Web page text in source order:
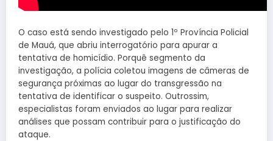
O caso está sendo investigado pelo 1º Província Policial
de Mauá, que abriu interrogatório para apurar a
tentativa de homicídio. Porquê segmento da
investigação, a polícia coletou imagens de câmeras de
segurança próximas ao lugar do transgressão na
tentativa de identificar o suspeito. Outrossim,
especialistas foram enviados ao lugar para realizar
análises que possam contribuir para o justificação do
ataque.